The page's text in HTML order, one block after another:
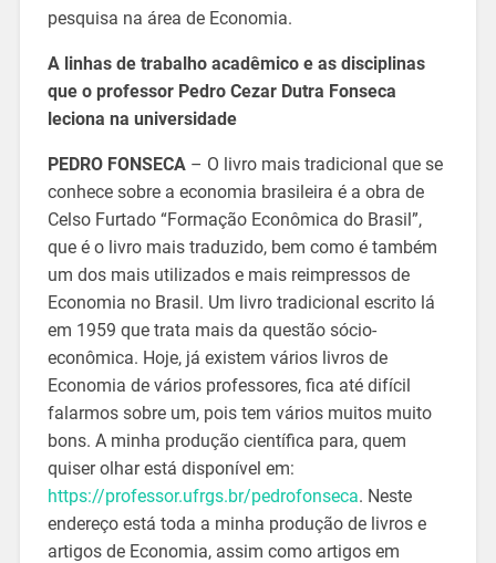
pesquisa na área de Economia.
A linhas de trabalho acadêmico e as disciplinas
que o professor Pedro Cezar Dutra Fonseca
leciona na universidade
PEDRO FONSECA– O livro mais tradicional que se
conhece sobre a economia brasileira é a obra de
Celso Furtado “Formação Econômica do Brasil”,
que é o livro mais traduzido, bem como é também
um dos mais utilizados e mais reimpressos de
Economia no Brasil. Um livro tradicional escrito lá
em 1959 que trata mais da questão sócio-
econômica. Hoje, já existem vários livros de
Economia de vários professores, fica até difícil
falarmos sobre um, pois tem vários muitos muito
bons. A minha produção científica para, quem
quiser olhar está disponível em:
https://professor.ufrgs.br/pedrofonseca. Neste
endereço está toda a minha produção de livros e
artigos de Economia, assim como artigos em